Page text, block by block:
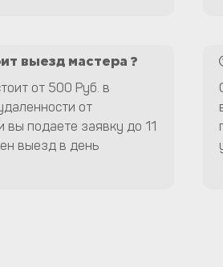
выезд мастера ?
от 500 Руб. в
от
вы подаете заявку до 11
выезд в день